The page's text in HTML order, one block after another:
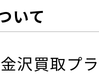
いて
金沢買取プ